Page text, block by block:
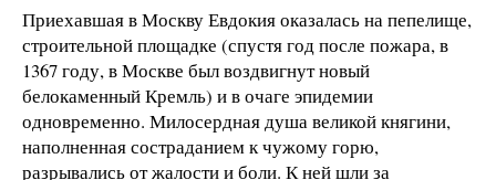
Приехавшая в Москву Евдокия оказалась на пепелище,
строительной площадке (спустя год после пожара, в
1367 году, в Москве был воздвигнут новый
белокаменный Кремль) и в очаге эпидемии
одновременно. Милосердная душа великой княгини,
наполненная состраданием к чужому горю,
разрывались от жалости и боли. К ней шли за